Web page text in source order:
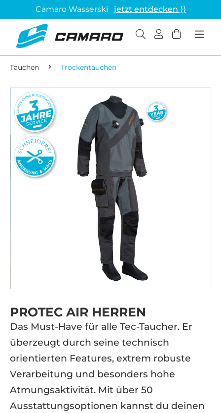
Camaro Wasserski jetzt entdecken ⟩⟩
Tauchen Trockentauchen
PROTEC AIR HERREN
Das Must-Have für alle Tec-Taucher. Er
überzeugt durch seine technisch
orientierten Features, extrem robuste
Verarbeitung und besonders hohe
Atmungsaktivität. Mit über 50
Ausstattungsoptionen kannst du deinen